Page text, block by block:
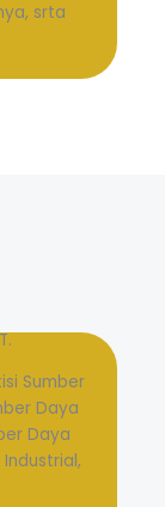
srta
Sumber
Daya
Daya